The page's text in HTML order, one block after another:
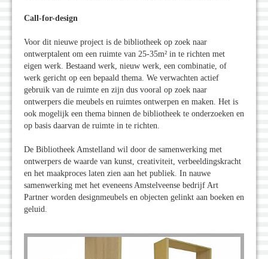
Call-for-design
Voor dit nieuwe project is de bibliotheek op zoek naar
ontwerptalent om een ruimte van 25-35m² in te richten met
eigen werk. Bestaand werk, nieuw werk, een combinatie, of
werk gericht op een bepaald thema. We verwachten actief
gebruik van de ruimte en zijn dus vooral op zoek naar
ontwerpers die meubels en ruimtes ontwerpen en maken. Het is
ook mogelijk een thema binnen de bibliotheek te onderzoeken en
op basis daarvan de ruimte in te richten.
De Bibliotheek Amstelland wil door de samenwerking met
ontwerpers de waarde van kunst, creativiteit, verbeeldingskracht
en het maakproces laten zien aan het publiek. In nauwe
samenwerking met het eveneens Amstelveense bedrijf Art
Partner worden designmeubels en objecten gelinkt aan boeken en
geluid.